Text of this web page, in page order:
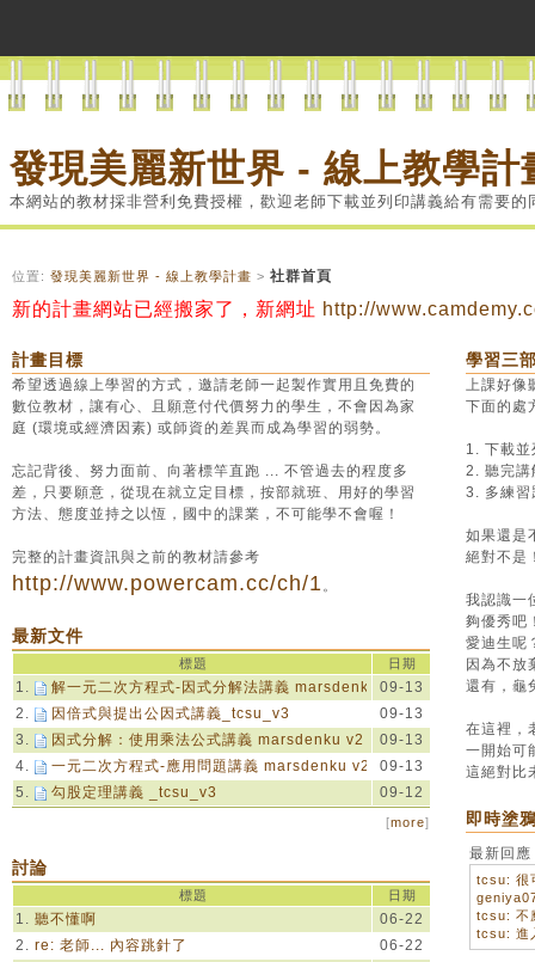
發現美麗新世界 - 線上教學計
本網站的教材採非營利免費授權，歡迎老師下載並列印講義給有需要的
位置: 發現美麗新世界 - 線上教學計畫 > 社群首頁
新的計畫網站已經搬家了，新網址 http://
計畫目標
希望透過線上學習的方式，邀請老師一起製作實用且免費的
數位教材，讓有心、且願意付代價努力的學生，不會因為家
庭 (環境或經濟因素) 或師資的差異而成為學習的弱勢。
忘記背後、努力面前、向著標竿直跑 ... 不管過去的程度多
差，只要願意，從現在就立定目標，按部就班、用好的學習
方法、態度並持之以恆，國中的課業，不可能學不會喔！
完整的計畫資訊與之前的教材請參考
http://www.powercam.cc/ch/1。
最新文件
標題 日期
1. 解一元二次方程式-因式分解法講義 marsdenku v209-13
2.
因倍式與提出公因式講義_tcsu_v3
09-13
3.
因式分解：使用乘法公式講義 marsdenku v2
09-13
4.
一元二次方程式-應用問題講義 marsdenku v2
09-13
5.
勾股定理講義 _tcsu_v3 09-12
[more]
討論
標題 日期
1. 聽不懂啊
06-22
2. re: 老師... 內容跳針了
06-22
學習三
上課好像
下面的處
1. 下載並
2. 聽完講
3. 多練習
如果還是
絕對不是
我認識一
夠優秀吧
愛迪生呢
因為不放
還有，龜
在這裡，
一開始可
這絕對比
即時塗
最新回應
tcsu: 很
tcsu: 不